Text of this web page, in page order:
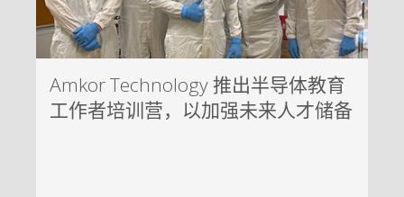
Amkor Technology 推出半导体教育
工作者培训营，以加强未来人才储备